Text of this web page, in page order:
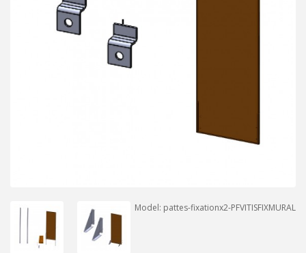
Model: pattes-fixationx2-PFVITISFIXMURAL